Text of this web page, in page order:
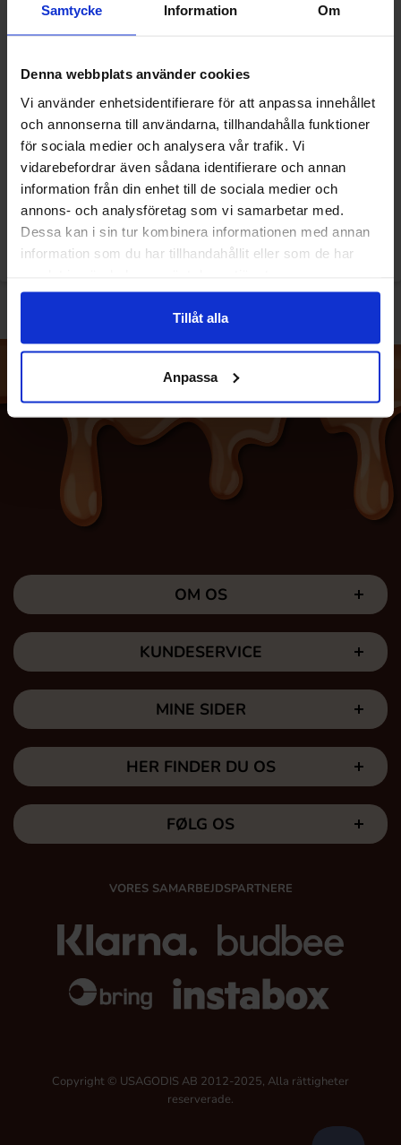
Samtycke Information Om
Denna webbplats använder cookies
Vi använder enhetsidentifierare för att anpassa innehållet
och annonserna till användarna, tillhandahålla funktioner
för sociala medier och analysera vår trafik. Vi
vidarebefordrar även sådana identifierare och annan
information från din enhet till de sociala medier och
annons- och analysföretag som vi samarbetar med.
Dessa kan i sin tur kombinera informationen med annan
information som du har tillhandahållit eller som de har
Tillåt alla
Anpassa
Snacks Collection Mexicanos
125g
42.90 kr
Snacks Collection Kanderade
Jordnötter 225g
49.90 kr
OM OS
KUNDESERVICE
MINE SIDER
HER FINDER DU OS
FØLG OS
VORES SAMARBEJDSPARTNERE
Copyright © USAGODIS AB 2012-2025, Alla rättigheter
reserverade.